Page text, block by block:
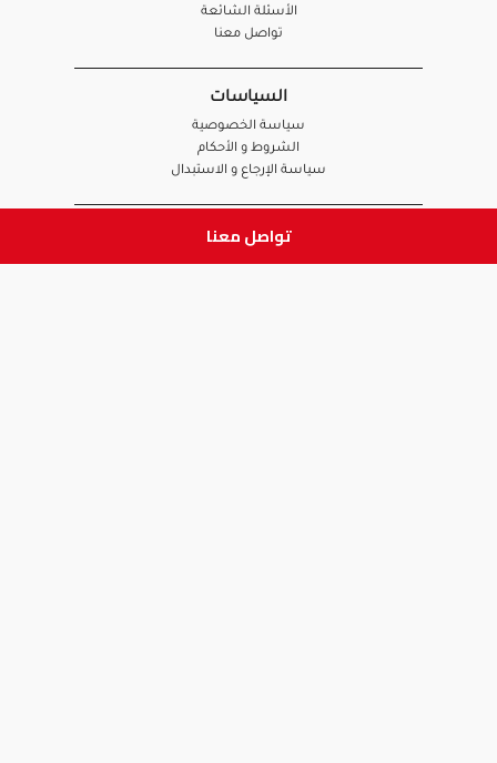
تواصل معنا
الأسئلة الشائعة
تواصل معنا
السياسات
سياسة الخصوصية
الشروط و الأحكام
سياسة الإرجاع و الاستبدال
روابط هامة
أنضم للفريق